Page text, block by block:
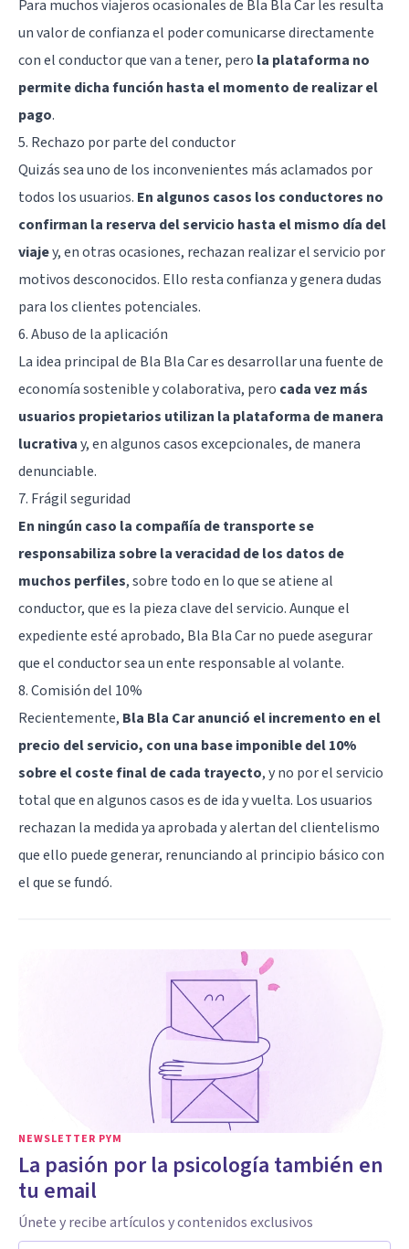
Para muchos viajeros ocasionales de Bla Bla Car les resulta
un valor de confianza el poder comunicarse directamente
con el conductor que van a tener, pero la plataforma no
permite dicha función hasta el momento de realizar el
pago.
5. Rechazo por parte del conductor
Quizás sea uno de los inconvenientes más aclamados por
todos los usuarios. En algunos casos los conductores no
confirman la reserva del servicio hasta el mismo día del
viajey, en otras ocasiones, rechazan realizar el servicio por
motivos desconocidos. Ello resta confianza y genera dudas
para los clientes potenciales.
6. Abuso de la aplicación
La idea principal de Bla Bla Car es desarrollar una fuente de
economía sostenible y colaborativa, pero cada vez más
usuarios propietarios utilizan la plataforma de manera
lucrativay, en algunos casos excepcionales, de manera
denunciable.
7. Frágil seguridad
En ningún caso la compañía de transporte se
responsabiliza sobre la veracidad de los datos de
muchos perfiles, sobre todo en lo que se atiene al
conductor, que es la pieza clave del servicio. Aunque el
expediente esté aprobado, Bla Bla Car no puede asegurar
que el conductor sea un ente responsable al volante.
8. Comisión del 10%
Recientemente, Bla Bla Car anunció el incremento en el
precio del servicio, con una base imponible del 10%
sobre el coste final de cada trayecto, y no por el servicio
total que en algunos casos es de ida y vuelta. Los usuarios
rechazan la medida ya aprobada y alertan del clientelismo
que ello puede generar, renunciando al principio básico con
el que se fundó.
NEWSLETTER PYM
La pasión por la psicología también en
tu email
Únete y recibe artículos y contenidos exclusivos